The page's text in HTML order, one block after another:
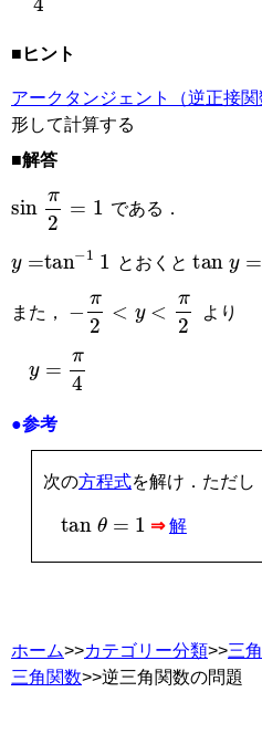
■ヒント
アークタンジェント（逆正接関
形して計算する
■解答
sin π2
である．
tan −11
とおくと
tan
また，
π2
より
4
●参考
次の方程式を解け．ただし
tan θ=
⇒解
ホーム>>カテゴリー分類>>三
三角関数>>逆三角関数の問題